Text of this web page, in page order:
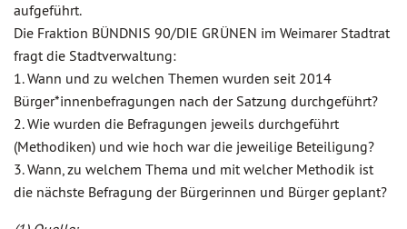
aufgeführt.
Die Fraktion BÜNDNIS 90/DIE GRÜNEN im Weimarer Stadtrat
fragt die Stadtverwaltung:
1. Wann und zu welchen Themen wurden seit 2014
Bürger*innenbefragungen nach der Satzung durchgeführt?
2. Wie wurden die Befragungen jeweils durchgeführt
(Methodiken) und wie hoch war die jeweilige Beteiligung?
3. Wann, zu welchem Thema und mit welcher Methodik ist
die nächste Befragung der Bürgerinnen und Bürger geplant?